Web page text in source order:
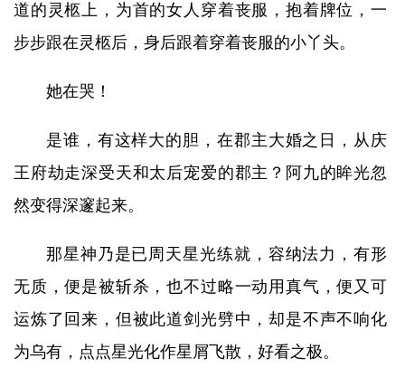
道的灵柩上，为首的女人穿着丧服，抱着牌位，一
步步跟在灵柩后，身后跟着穿着丧服的小丫头。
她在哭！
是谁，有这样大的胆，在郡主大婚之日，从庆
王府劫走深受天和太后宠爱的郡主？阿九的眸光忽
然变得深邃起来。
那星神乃是已周天星光练就，容纳法力，有形
无质，便是被斩杀，也不过略一动用真气，便又可
运炼了回来，但被此道剑光劈中，却是不声不响化
为乌有，点点星光化作星屑飞散，好看之极。